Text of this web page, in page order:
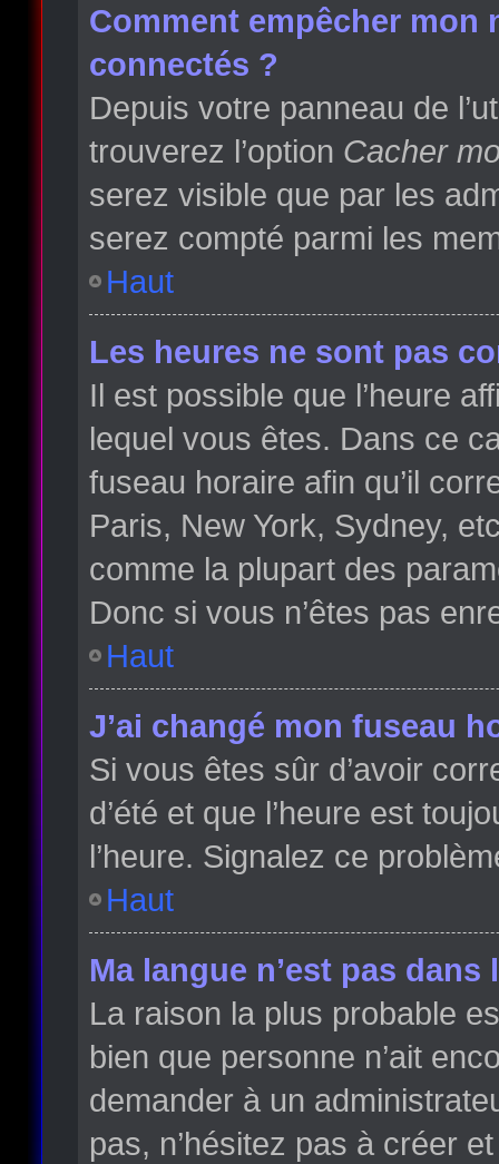
Comment empêcher mon
connectés ?
Depuis votre panneau de
trouverez l’option Cacher
serez visible que par les
serez compté parmi les
Haut
Les heures ne sont pas
Il est possible que l’heure
lequel vous êtes. Dans ce
fuseau horaire afin qu’il
Paris, New York, Sydney,
comme la plupart des
Donc si vous n’êtes pas
Haut
J’ai changé mon fuseau
Si vous êtes sûr d’avoir
d’été et que l’heure est
l’heure. Signalez ce
Haut
Ma langue n’est pas dans
La raison la plus probable
bien que personne n’ait
demander à un
pas, n’hésitez pas à créer